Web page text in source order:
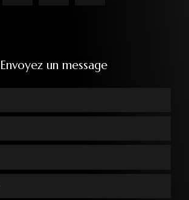
Envoyez un message